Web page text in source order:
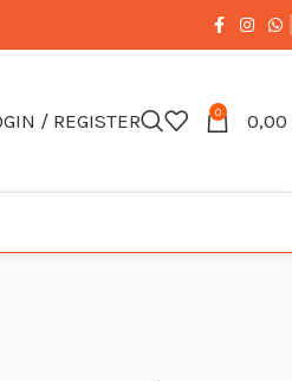
/ REGISTER 0 0,00